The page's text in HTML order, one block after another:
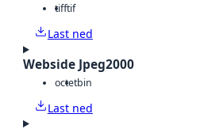
tifftif
Last ned
Webside Jpeg2000
octetbin
Last ned